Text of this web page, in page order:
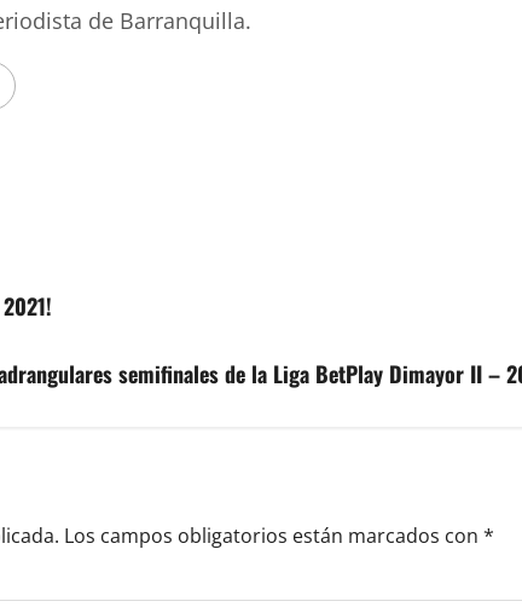
de Barranquilla.
semifinales de la Liga BetPlay Dimayor II –
Los campos obligatorios están marcados con *